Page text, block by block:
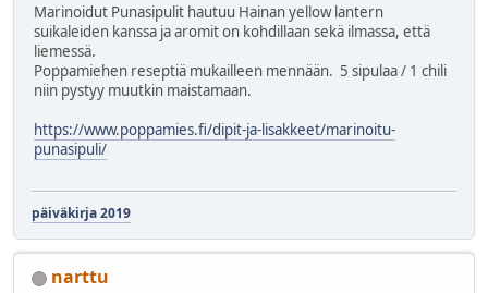
Marinoidut Punasipulit hautuu Hainan yellow lantern
suikaleiden kanssa ja aromit on kohdillaan sekä ilmassa, että
liemessä.
Poppamiehen reseptiä mukailleen mennään. 5 sipulaa / 1 chili
niin pystyy muutkin maistamaan.
https://www.poppamies.fi/dipit-ja-lisakkeet/marinoitu-
punasipuli/
päiväkirja 2019
narttu